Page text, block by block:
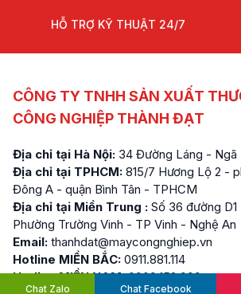
HỖ TRỢ KỸ THUẬT 24/7
CÔNG TY TNHH SẢN XUẤT
CÔNG NGHIỆP THÀNH ĐẠT
Địa chỉ tại Hà Nội: 34 Đường Láng - Ngã
Địa chỉ tại TPHCM: 815/7 Hương Lộ 2 -
Đông A - quận Bình Tân - TPHCM
Địa chỉ tại Miền Trung : Số 36 đường
Phường Trường Vinh - TP Vinh - Nghệ An
Email: thanhdat@maycongnghiep.vn
Hotline MIỀN BẮC: 0911.881.114
Hotline MIỀN NAM: 0909.152.999
Chat Zalo Chat Facebook